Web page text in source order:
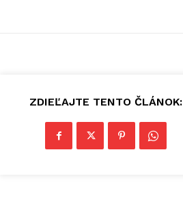
ZDIEĽAJTE TENTO ČLÁNOK: